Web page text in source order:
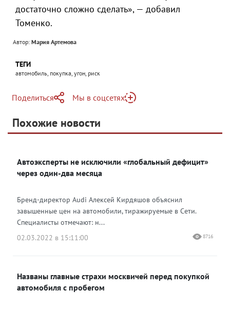
достаточно сложно сделать», — добавил
Томенко.
Автор: Мария Артемова
ТЕГИ
автомобиль, покупка, угон, риск
Поделиться
Telegram
Одноклассники
Мы в соцсетях
Яндекс Дзен
Похожие новости
Автоэксперты не исключили «глобальный дефицит»
через один-два месяца
Бренд-директор Аudi Алексей Кирдяшов объяснил
завышенные цен на автомобили, тиражируемые в Сети.
Специалисты отмечают: н...
02.03.2022 в 15:11:00
8716
Названы главные страхи москвичей перед покупкой
автомобиля с пробегом